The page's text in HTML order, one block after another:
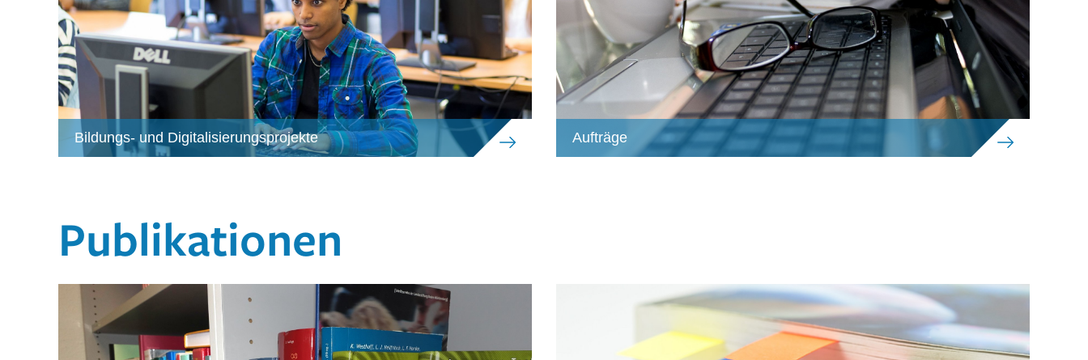
Bildungs- und Digitalisierungsprojekte Aufträge
Publikationen